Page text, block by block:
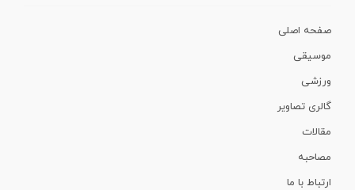
صفحه اصلی
موسیقی
ورزشی
گالری تصاویر
مقالات
مصاحبه
ارتباط با ما